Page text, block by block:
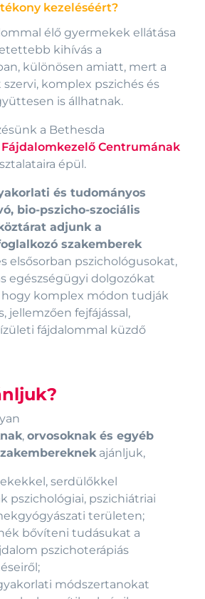
kezeléséért?
élő gyermekek ellátása
kihívás a
különösen amiatt, mert a
komplex pszichés és
is állhatnak.
a Bethesda
Fájdalomkezelő Centrumának
épül.
és tudományos
bio-pszicho-szociális
adjunk a
szakemberek
elsősorban pszichológusokat,
egészségügyi dolgozókat
komplex módon tudják
jellemzően fejfájással,
ízületi fájdalommal küzdő
, orvosoknak és egyéb
ajánljuk,
serdülőkkel
pszichológiai, pszichiátriai
területen;
bővíteni tudásukat a
pszichoterápiás
módszertanokat